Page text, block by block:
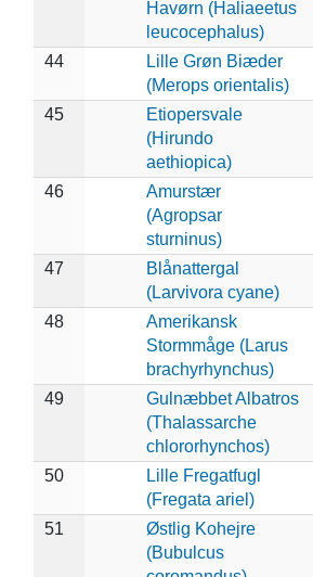
Havørn (Haliaeetus
leucocephalus)
44
Lille Grøn Biæder
(Merops orientalis)
45
Etiopersvale
(Hirundo
aethiopica)
46
Amurstær
(Agropsar
sturninus)
47
Blånattergal
(Larvivora cyane)
48
Amerikansk
Stormmåge (Larus
brachyrhynchus)
49
Gulnæbbet Albatros
(Thalassarche
chlororhynchos)
50
Lille Fregatfugl
(Fregata ariel)
51
Østlig Kohejre
(Bubulcus